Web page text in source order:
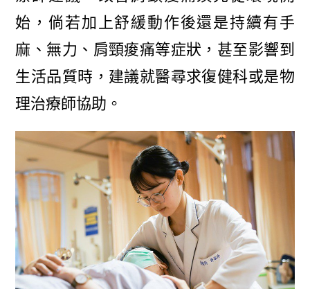
始，倘若加上舒緩動作後還是持續有手
麻、無力、肩頸痠痛等症狀，甚至影響到
生活品質時，建議就醫尋求復健科或是物
理治療師協助。